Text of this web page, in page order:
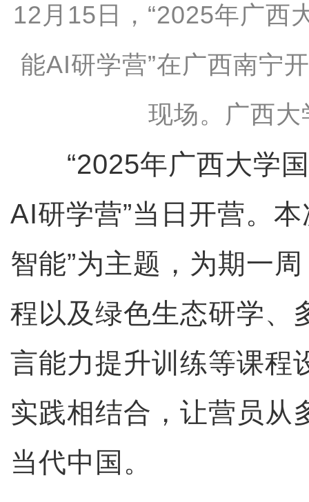
12月15日，“2025年广西
能AI研学营”在广西南宁
现场。广西
“2025年广西大学国
AI研学营”当日开营。
智能”为主题，为期一
程以及绿色生态研学、
言能力提升训练等课程
实践相结合，让营员从
当代中国。